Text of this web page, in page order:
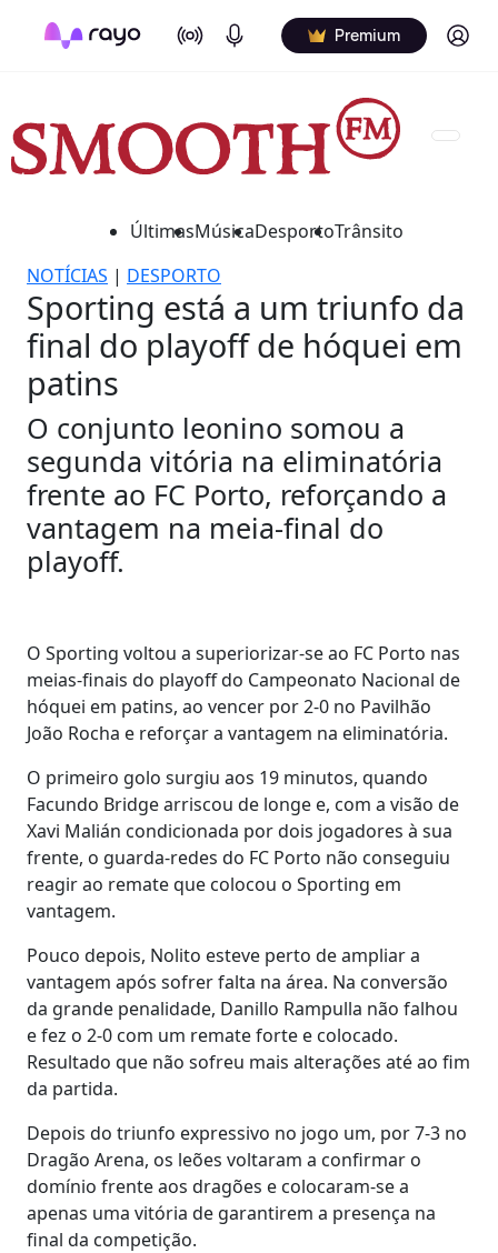
On Air Podcasts Premium Log in
ÚltimasMúsicaDesportoTrânsito
NOTÍCIAS | DESPORTO
Sporting está a um triunfo da
final do playoff de hóquei em
patins
O conjunto leonino somou a
segunda vitória na eliminatória
frente ao FC Porto, reforçando a
vantagem na meia-final do
playoff.
O Sporting voltou a superiorizar-se ao FC Porto nas
meias-finais do playoff do Campeonato Nacional de
hóquei em patins, ao vencer por 2-0 no Pavilhão
João Rocha e reforçar a vantagem na eliminatória.
O primeiro golo surgiu aos 19 minutos, quando
Facundo Bridge arriscou de longe e, com a visão de
Xavi Malián condicionada por dois jogadores à sua
frente, o guarda-redes do FC Porto não conseguiu
reagir ao remate que colocou o Sporting em
vantagem.
Pouco depois, Nolito esteve perto de ampliar a
vantagem após sofrer falta na área. Na conversão
da grande penalidade, Danillo Rampulla não falhou
e fez o 2-0 com um remate forte e colocado.
Resultado que não sofreu mais alterações até ao fim
da partida.
Depois do triunfo expressivo no jogo um, por 7-3 no
Dragão Arena, os leões voltaram a confirmar o
domínio frente aos dragões e colocaram-se a
apenas uma vitória de garantirem a presença na
final da competição.